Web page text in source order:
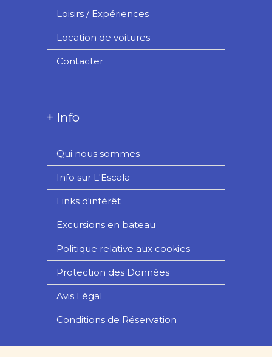
Loisirs / Expériences
Location de voitures
Contacter
+ Info
Qui nous sommes
Info sur L'Escala
Links d'intérêt
Excursions en bateau
Politique relative aux cookies
Protection des Données
Avis Légal
Conditions de Réservation